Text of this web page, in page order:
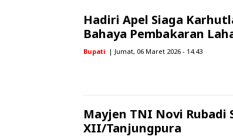
Hadiri Apel Siaga
Bahaya Pembakaran
Bupati | Jumat, 06 Maret 2026 - 14.43
Mayjen TNI Novi Rubadi
XII/Tanjungpura